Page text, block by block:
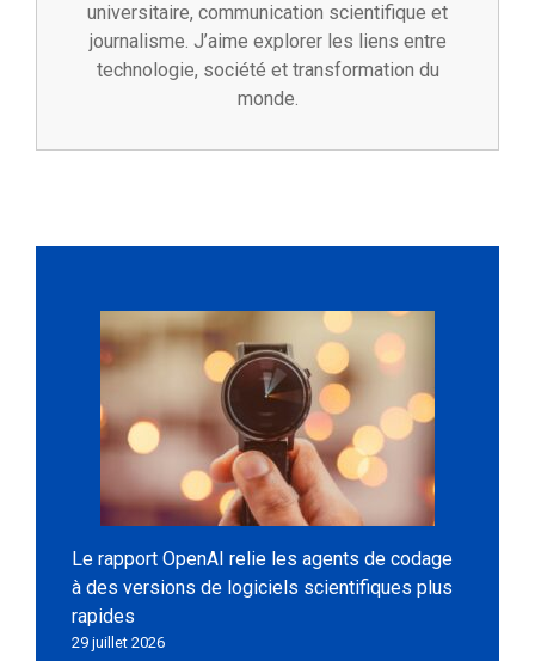
universitaire, communication scientifique et
journalisme. J’aime explorer les liens entre
technologie, société et transformation du
monde.
Le rapport OpenAI relie les agents de codage
à des versions de logiciels scientifiques plus
rapides
29 juillet 2026